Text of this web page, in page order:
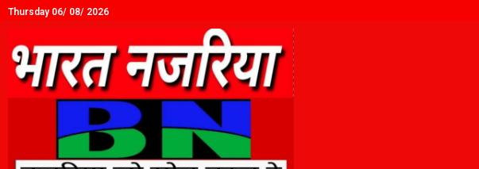
Thursday 06/ 08/ 2026